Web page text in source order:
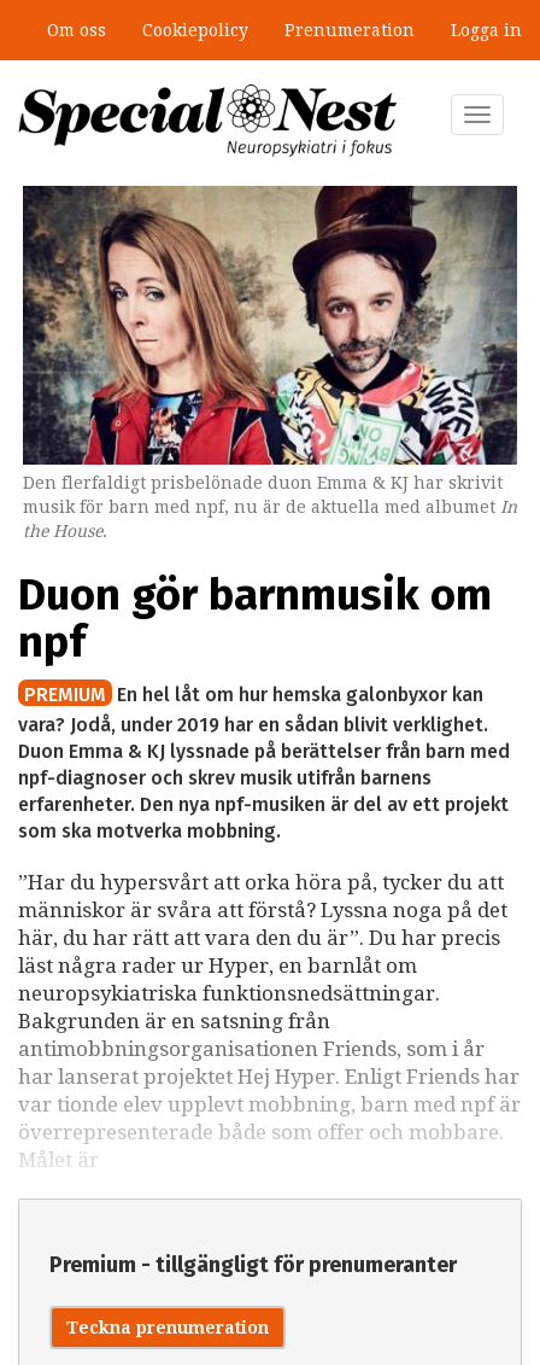
huvudinnehåll
Om oss Cookiepolicy Prenumeration Logga in
Toggle
Den flerfaldigt prisbelönade duon Emma & KJ har skrivit
musik för barn med npf, nu är de aktuella med albumet In
the House.
Duon gör barnmusik om
npf
PREMIUM En hel låt om hur hemska galonbyxor kan
vara? Jodå, under 2019 har en sådan blivit verklighet.
Duon Emma & KJ lyssnade på berättelser från barn med
npf-diagnoser och skrev musik utifrån barnens
erfarenheter. Den nya npf-musiken är del av ett projekt
som ska motverka mobbning.
”Har du hypersvårt att orka höra på, tycker du att
människor är svåra att förstå? Lyssna noga på det
här, du har rätt att vara den du är”. Du har precis
läst några rader ur Hyper, en barnlåt om
neuropsykiatriska funktionsnedsättningar.
Bakgrunden är en satsning från
antimobbningsorganisationen Friends, som i år
har lanserat projektet Hej Hyper. Enligt Friends har
var tionde elev upplevt mobbning, barn med npf är
överrepresenterade både som offer och mobbare.
Målet är
Premium - tillgängligt för prenumeranter
Teckna prenumeration